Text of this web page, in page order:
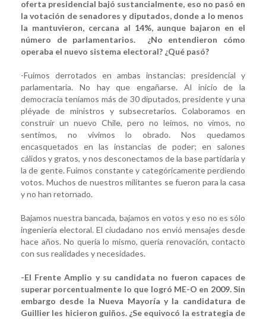
oferta presidencial bajó sustancialmente, eso no pasó en
la votación de senadores y diputados, donde a lo menos
la mantuvieron, cercana al 14%, aunque bajaron en el
número de parlamentarios. ¿No entendieron cómo
operaba el nuevo sistema electoral? ¿Qué pasó?
-Fuimos derrotados en ambas instancias: presidencial y
parlamentaria. No hay que engañarse. Al inicio de la
democracia teníamos más de 30 diputados, presidente y una
pléyade de ministros y subsecretarios. Colaboramos en
construir un nuevo Chile, pero no leímos, no vimos, no
sentimos, no vivimos lo obrado. Nos quedamos
encasquetados en las instancias de poder; en salones
cálidos y gratos, y nos desconectamos de la base partidaria y
la de gente. Fuimos constante y categóricamente perdiendo
votos. Muchos de nuestros militantes se fueron para la casa
y no han retornado.
Bajamos nuestra bancada, bajamos en votos y eso no es sólo
ingeniería electoral. El ciudadano nos envió mensajes desde
hace años. No quería lo mismo, quería renovación, contacto
con sus realidades y necesidades.
-El Frente Amplio y su candidata no fueron capaces de
superar porcentualmente lo que logró ME-O en 2009. Sin
embargo desde la Nueva Mayoría y la candidatura de
Guillier les hicieron guiños. ¿Se equivocó la estrategia de